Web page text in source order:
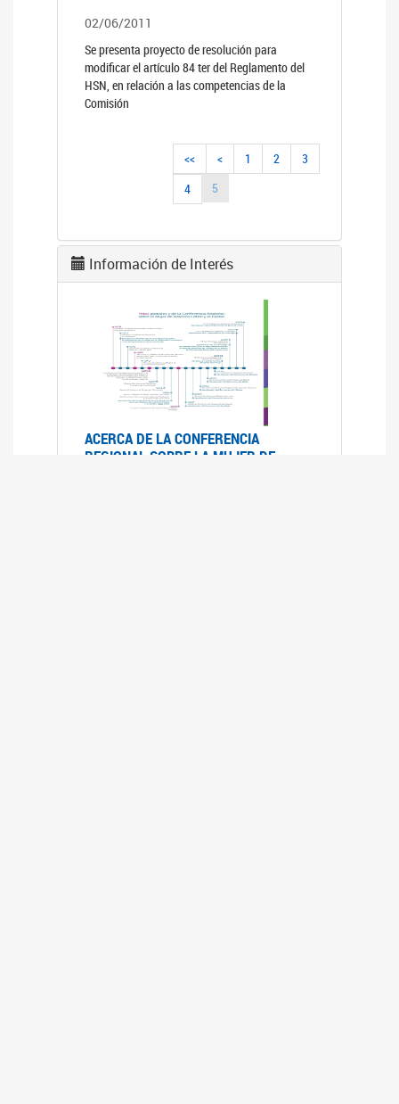
02/06/2011
Se presenta proyecto de resolución para
modificar el artículo 84 ter del Reglamento del
HSN, en relación a las competencias de la
Comisión
<< < 1 2
3
4
5
Información de Interés
ACERCA DE LA CONFERENCIA
REGIONAL SOBRE LA MUJER DE